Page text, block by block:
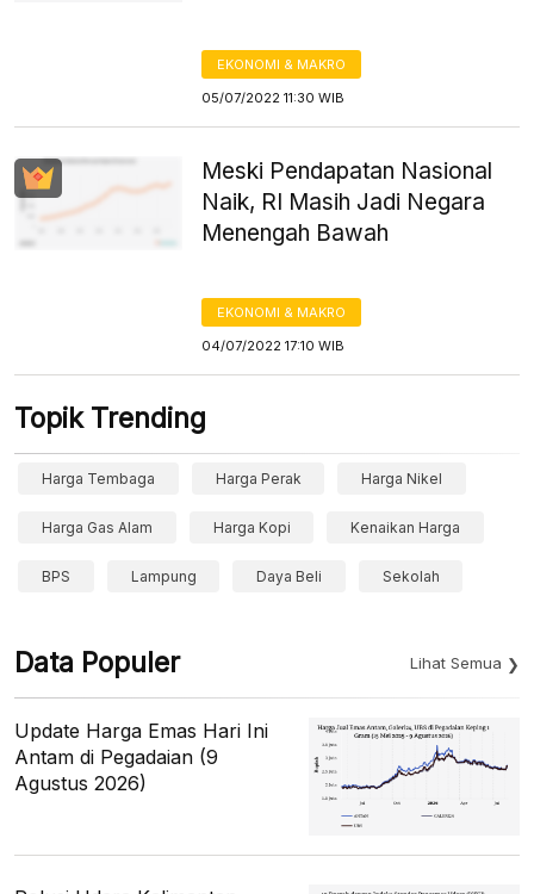
EKONOMI & MAKRO
05/07/2022 11:30 WIB
Meski Pendapatan Nasional
Naik, RI Masih Jadi Negara
Menengah Bawah
EKONOMI & MAKRO
04/07/2022 17:10 WIB
Topik Trending
Harga Tembaga Harga Perak Harga Nikel
Harga Gas Alam Harga Kopi Kenaikan Harga
BPS Lampung Daya Beli Sekolah
Data Populer Lihat Semua
Update Harga Emas Hari Ini
Antam di Pegadaian (9
Agustus 2026)